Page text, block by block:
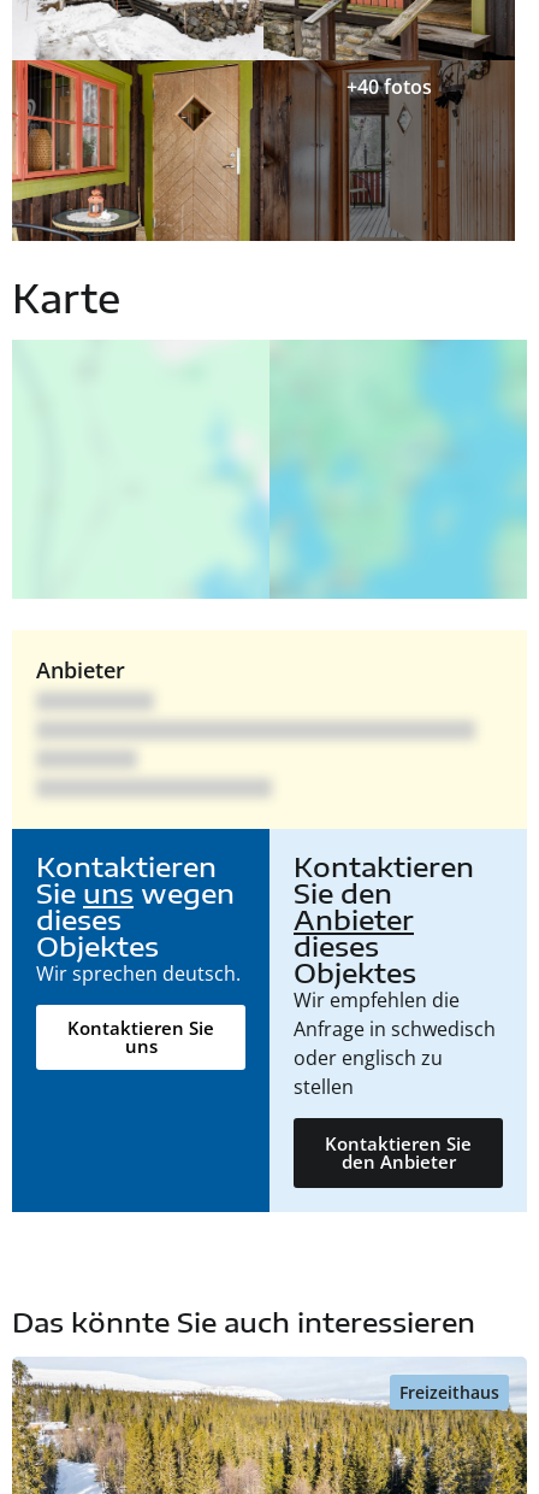
+40 fotos
Karte
Anbieter
Kontaktieren
Sie uns wegen
dieses
Objektes
Wir sprechen deutsch.
Kontaktieren Sie
uns
Kontaktieren
Sie den
Anbieter
dieses
Objektes
Wir empfehlen die
Anfrage in schwedisch
oder englisch zu
stellen
Kontaktieren Sie
den Anbieter
Das könnte Sie auch interessieren
Freizeithaus